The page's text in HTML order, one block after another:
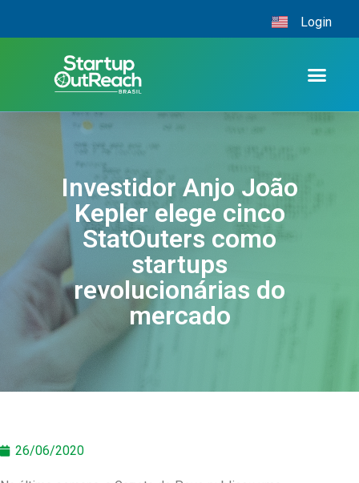
Login
Investidor Anjo João
Kepler elege cinco
StatOuters como
startups
revolucionárias do
mercado
26/06/2020